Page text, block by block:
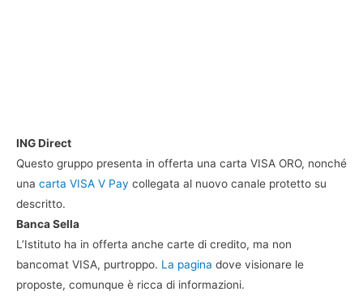
ING Direct
Questo gruppo presenta in offerta una carta VISA ORO, nonché
una carta VISA V Pay collegata al nuovo canale protetto su
descritto.
Banca Sella
L’Istituto ha in offerta anche carte di credito, ma non
bancomat VISA, purtroppo. La pagina dove visionare le
proposte, comunque è ricca di informazioni.